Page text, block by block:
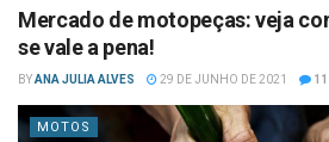
Mercado de motopeças: veja
se vale a pena!
BYANA JULIA ALVES 29 DE JUNHO DE 2021 11
MOTOS